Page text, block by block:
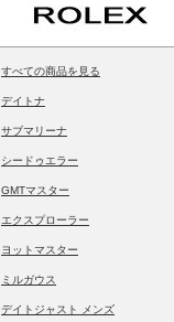
すべての商品を見る
デイトナ
サブマリーナ
シードゥエラー
GMTマスター
エクスプローラー
ヨットマスター
ミルガウス
デイトジャスト メンズ